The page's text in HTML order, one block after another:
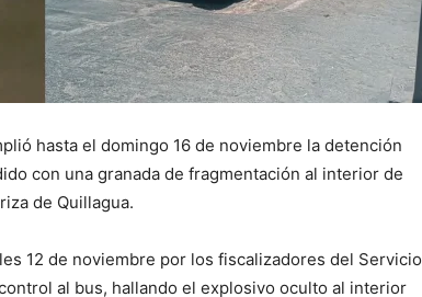
hasta el domingo 16 de noviembre la detención
con una granada de fragmentación al interior de
de Quillagua.
12 de noviembre por los fiscalizadores del Servicio
al bus, hallando el explosivo oculto al interior